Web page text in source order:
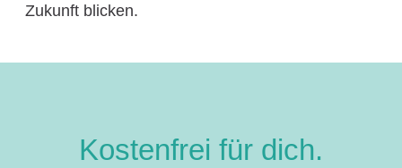
Zukunft blicken.
Kostenfrei für dich.